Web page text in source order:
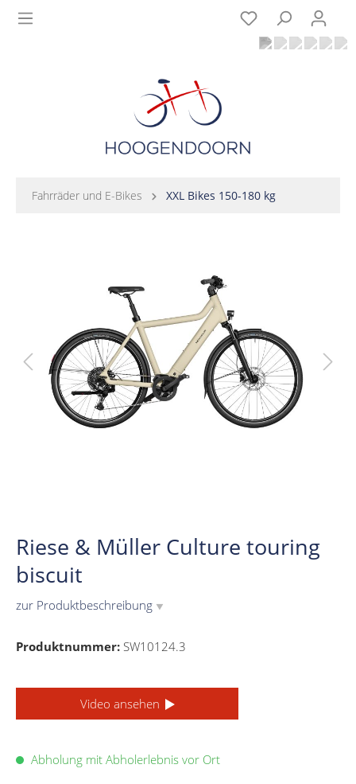
Fahrräder und E-Bikes XXL Bikes 150-180 kg
Riese & Müller Culture touring
biscuit
zur Produktbeschreibung ▼
Produktnummer: SW10124.3
Video ansehen
Abholung mit Abholerlebnis vor Ort